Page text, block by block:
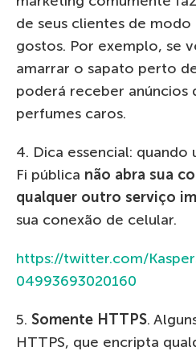
de seus clientes de
gostos. Por exemplo, se
amarrar o sapato perto
poderá receber anúncios
perfumes caros.
4. Dica essencial: quando
Fi pública não abra sua
qualquer outro serviço
sua conexão de celular.
https://twitter.com/
04993693020160
5. Somente HTTPS.
HTTPS, que encripta